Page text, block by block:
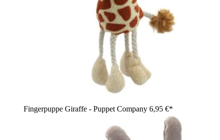
Fingerpuppe Giraffe - Puppet Company 6,95 €*